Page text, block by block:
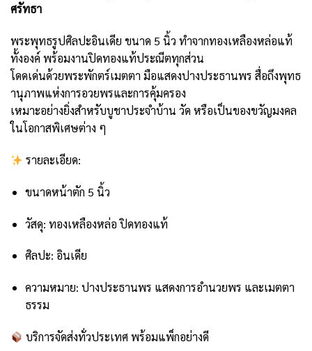
ศรัทธา
พระพุทธรูปศิลปะอินเดีย ขนาด 5 นิ้ว ทำจากทองเหลืองหล่อแท้
ทั้งองค์ พร้อมงานปิดทองแท้ประณีตทุกส่วน
โดดเด่นด้วยพระพักตร์เมตตา มือแสดงปางประธานพร สื่อถึงพุทธ
านุภาพแห่งการอวยพรและการคุ้มครอง
เหมาะอย่างยิ่งสำหรับบูชาประจำบ้าน วัด หรือเป็นของขวัญมงคล
ในโอกาสพิเศษต่าง ๆ
รายละเอียด:
ขนาดหน้าตัก 5 นิ้ว
วัสดุ: ทองเหลืองหล่อ ปิดทองแท้
ศิลปะ: อินเดีย
ความหมาย: ปางประธานพร แสดงการอำนวยพร และเมตตา
ธรรม
บริการจัดส่งทั่วประเทศ พร้อมแพ็กอย่างดี